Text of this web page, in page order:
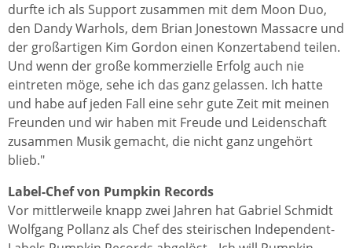
durfte ich als Support zusammen mit dem Moon Duo,
den Dandy Warhols, dem Brian Jonestown Massacre und
der großartigen Kim Gordon einen Konzertabend teilen.
Und wenn der große kommerzielle Erfolg auch nie
eintreten möge, sehe ich das ganz gelassen. Ich hatte
und habe auf jeden Fall eine sehr gute Zeit mit meinen
Freunden und wir haben mit Freude und Leidenschaft
zusammen Musik gemacht, die nicht ganz ungehört
blieb."
Label-Chef von Pumpkin Records
Vor mittlerweile knapp zwei Jahren hat Gabriel Schmidt
Wolfgang Pollanz als Chef des steirischen Independent-